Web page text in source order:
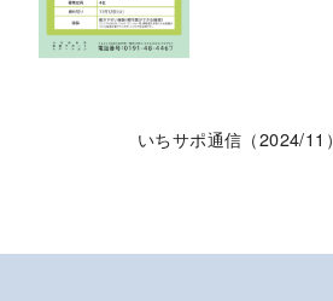
いちサポ通信（2024/11）